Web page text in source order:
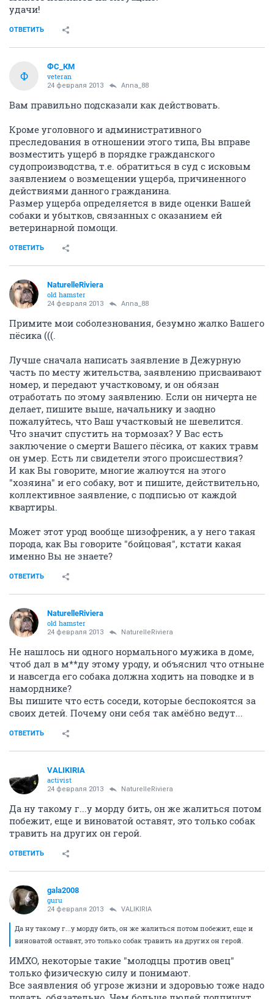
удачи!
ОТВЕТИТЬ
Ф
ФС_КМ
veteran
24 февраля 2013 Anna_88
Вам правильно подсказали как действовать.
Кроме уголовного и административного
преследования в отношении этого типа, Вы вправе
возместить ущерб в порядке гражданского
судопроизводства, т.е. обратиться в суд с исковым
заявлением о возмещении ущерба, причиненного
действиями данного гражданина.
Размер ущерба определяется в виде оценки Вашей
собаки и убытков, связанных с оказанием ей
ветеринарной помощи.
ОТВЕТИТЬ
NaturelleRiviera
old hamster
24 февраля 2013 Anna_88
Примите мои соболезнования, безумно жалко Вашего
пёсика (((.
Лучше сначала написать заявление в Дежурную
часть по месту жительства, заявлению присваивают
номер, и передают участковому, и он обязан
отработать по этому заявлению. Если он ничерта не
делает, пишите выше, начальнику и заодно
пожалуйтесь, что Ваш участковый не шевелится.
Что значит спустить на тормозах? У Вас есть
заключение о смерти Вашего пёсика, от каких травм
он умер. Есть ли свидетели этого происшествия?
И как Вы говорите, многие жалюутся на этого
"хозяина" и его собаку, вот и пишите, действительно,
коллективное заявление, с подписью от каждой
квартиры.
Может этот урод вообще шизофреник, а у него такая
порода, как Вы говорите "бойцовая", кстати какая
именно Вы не знаете?
ОТВЕТИТЬ
NaturelleRiviera
old hamster
24 февраля 2013 NaturelleRiviera
Не нашлось ни одного нормального мужика в доме,
чтоб дал в м**ду этому уроду, и объяснил что отныне
и навсегда его собака должна ходить на поводке и в
наморднике?
Вы пишите что есть соседи, которые беспокоятся за
своих детей. Почему они себя так амёбно ведут...
ОТВЕТИТЬ
VALIKIRIA
activist
24 февраля 2013 NaturelleRiviera
Да ну такому г...у морду бить, он же жалиться потом
побежит, еще и виноватой оставят, это только собак
травить на других он герой.
ОТВЕТИТЬ
gala2008
guru
24 февраля 2013 VALIKIRIA
Да ну такому г...у морду бить, он же жалиться потом побежит, еще и
виноватой оставят, это только собак травить на других он герой.
ИМХО, некоторые такие "молодцы против овец"
только физическую силу и понимают.
Все заявления об угрозе жизни и здоровью тоже надо